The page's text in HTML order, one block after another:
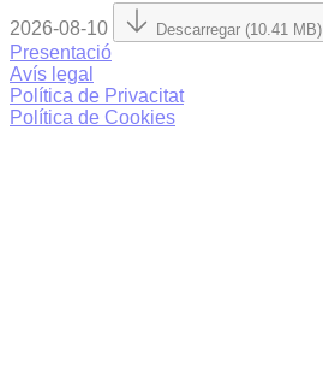
2026-08-10 Descarregar (10.41 MB)
Presentació
Avís legal
Política de Privacitat
Política de Cookies